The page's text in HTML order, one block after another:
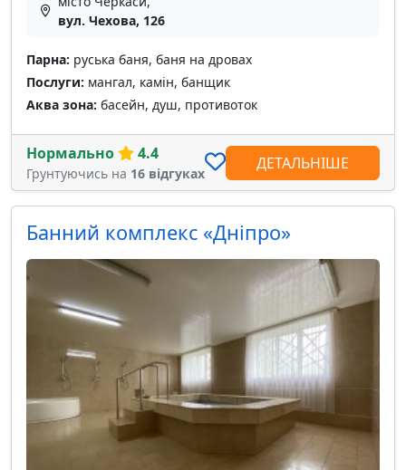
вул. Чехова, 126
Парна: руська баня, баня на дровах
Послуги: мангал, камін, банщик
Аква зона: басейн, душ, противоток
Нормально 4.4
Грунтуючись на 16 відгуках
ДЕТАЛЬНІШЕ
Банний комплекс «Дніпро»